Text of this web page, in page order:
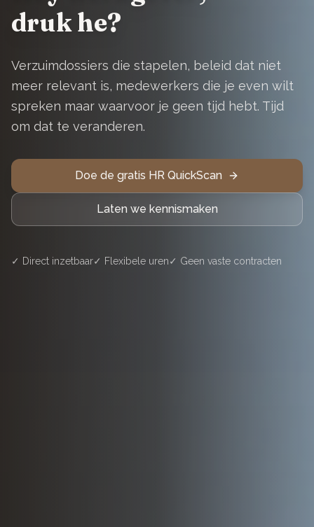
druk he?
Verzuimdossiers die stapelen, beleid dat niet
meer relevant is, medewerkers die je even wilt
spreken maar waarvoor je geen tijd hebt. Tijd
om dat te veranderen.
Doe de gratis HR QuickScan
Laten we kennismaken
✓ Direct inzetbaar✓ Flexibele uren✓ Geen vaste contracten